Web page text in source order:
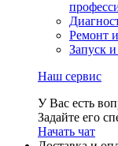
Ремонт
Запуск
Наш сервис
У Вас есть
Задайте его
Начать чат